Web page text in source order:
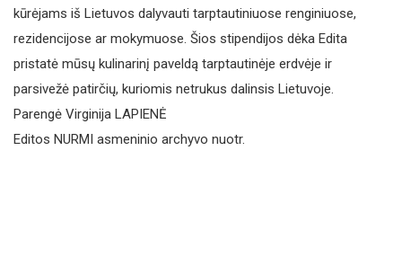
kūrėjams iš Lietuvos dalyvauti tarptautiniuose renginiuose,
rezidencijose ar mokymuose. Šios stipendijos dėka Edita
pristatė mūsų kulinarinį paveldą tarptautinėje erdvėje ir
parsivežė patirčių, kuriomis netrukus dalinsis Lietuvoje.
Parengė Virginija LAPIENĖ
Editos NURMI asmeninio archyvo nuotr.